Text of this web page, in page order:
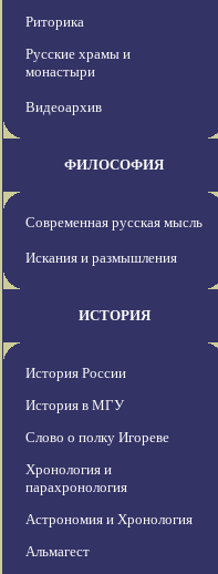
Риторика
Русские храмы и
монастыри
Видеоархив
ФИЛОСОФИЯ
Современная русская мысль
Искания и размышления
ИСТОРИЯ
История России
История в МГУ
Слово о полку Игореве
Хронология и
парахронология
Астрономия и Хронология
Альмагест